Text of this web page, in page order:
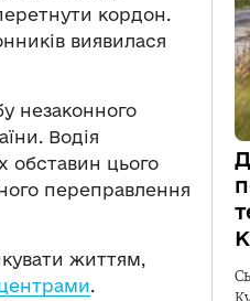
кордон.
виявилася
незаконного
Водія
обставин цього
переправлення
життям,
.